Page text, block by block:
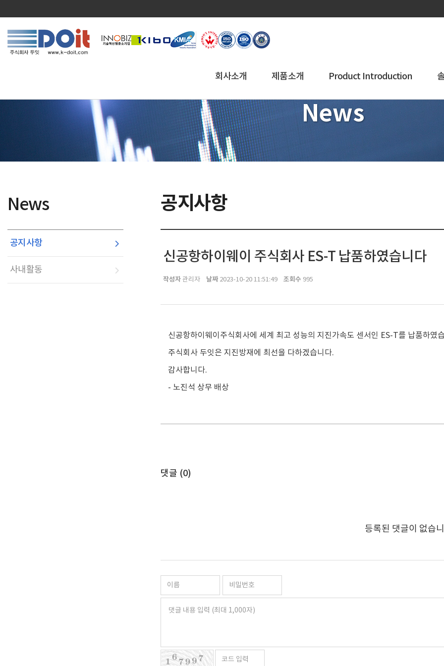
회사소개 제품소개 Product Introduction
News
News
공지사항
사내활동
공지사항
신공항하이웨이 주식회사 ES-T 납품하였습니다
작성자 관리자 날짜 2023-10-20 11:51:49 조회수 995
신공항하이웨이주식회사에 세계 최고 성능의 지진가속도 센서인 ES-T를 납품하였
주식회사 두잇은 지진방재에 최선을 다하겠습니다.
감사합니다.
- 노진석 상무 배상
댓글 (0)
등록된 댓글이 없습